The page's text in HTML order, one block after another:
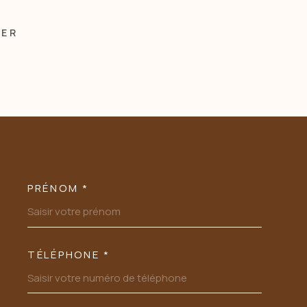
PRÉNOM *
TÉLÉPHONE *